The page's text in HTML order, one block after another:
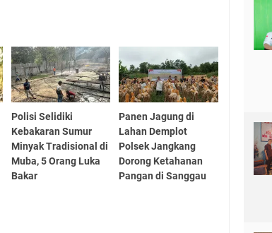
Polisi Selidiki
Kebakaran Sumur
Minyak Tradisional di
Muba, 5 Orang Luka
Bakar
Panen Jagung di
Lahan Demplot
Polsek Jangkang
Dorong Ketahanan
Pangan di Sanggau